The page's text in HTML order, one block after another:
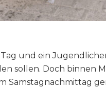
und ein
sollen. Doch binnen
Samstagnachmittag